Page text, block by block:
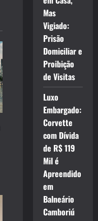
Mas
Vigiado:
Prisão
Domiciliar e
Proibição
de Visitas
Luxo
Embargado:
Corvette
com Dívida
de R$ 119
Mil é
Apreendido
em
Balneário
Camboriú